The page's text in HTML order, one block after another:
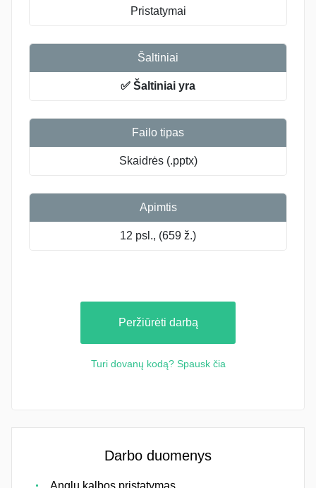
Pristatymai
Šaltiniai
✅ Šaltiniai yra
Failo tipas
Skaidrės (.pptx)
Apimtis
12 psl., (659 ž.)
Peržiūrėti darbą
Turi dovanų kodą? Spausk čia
Darbo duomenys